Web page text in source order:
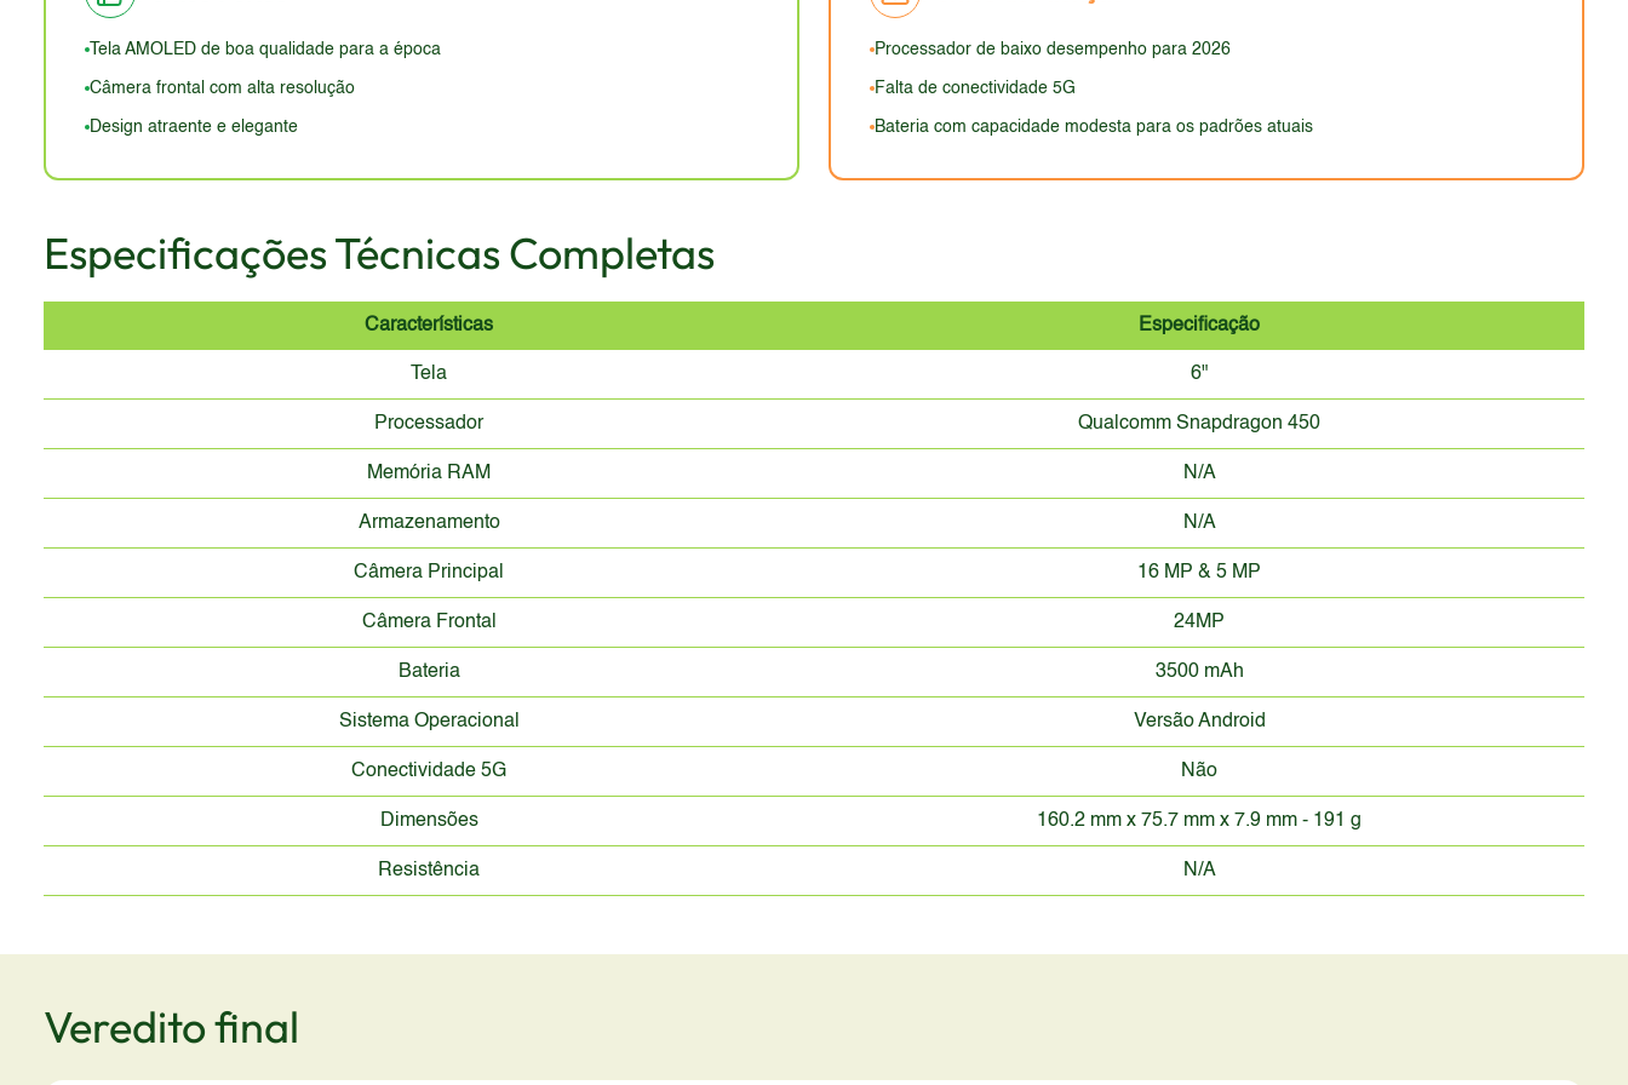
ausência de certificação de resistência a água e poeira é um ponto negativo. O design geral, no entanto, ainda seria considerado atraente para o público que prioriza a
estética e não exige materiais e tecnologias de ponta.
Tela AMOLED de boa qualidade para a época
Câmera frontal com alta resolução
Design atraente e elegante
Processador de baixo desempenho para 2026
Falta de conectividade 5G
Bateria com capacidade modesta para os padrões atuais
Especificações Técnicas Completas
Características Especificação
Tela 6"
Processador Qualcomm Snapdragon 450
Memória RAM N/A
Armazenamento N/A
Câmera Principal 16 MP & 5 MP
Câmera Frontal 24MP
Bateria 3500 mAh
Sistema Operacional Versão Android
Conectividade 5G Não
Dimensões 160.2 mm x 75.7 mm x 7.9 mm - 191 g
Resistência N/A
Veredito final